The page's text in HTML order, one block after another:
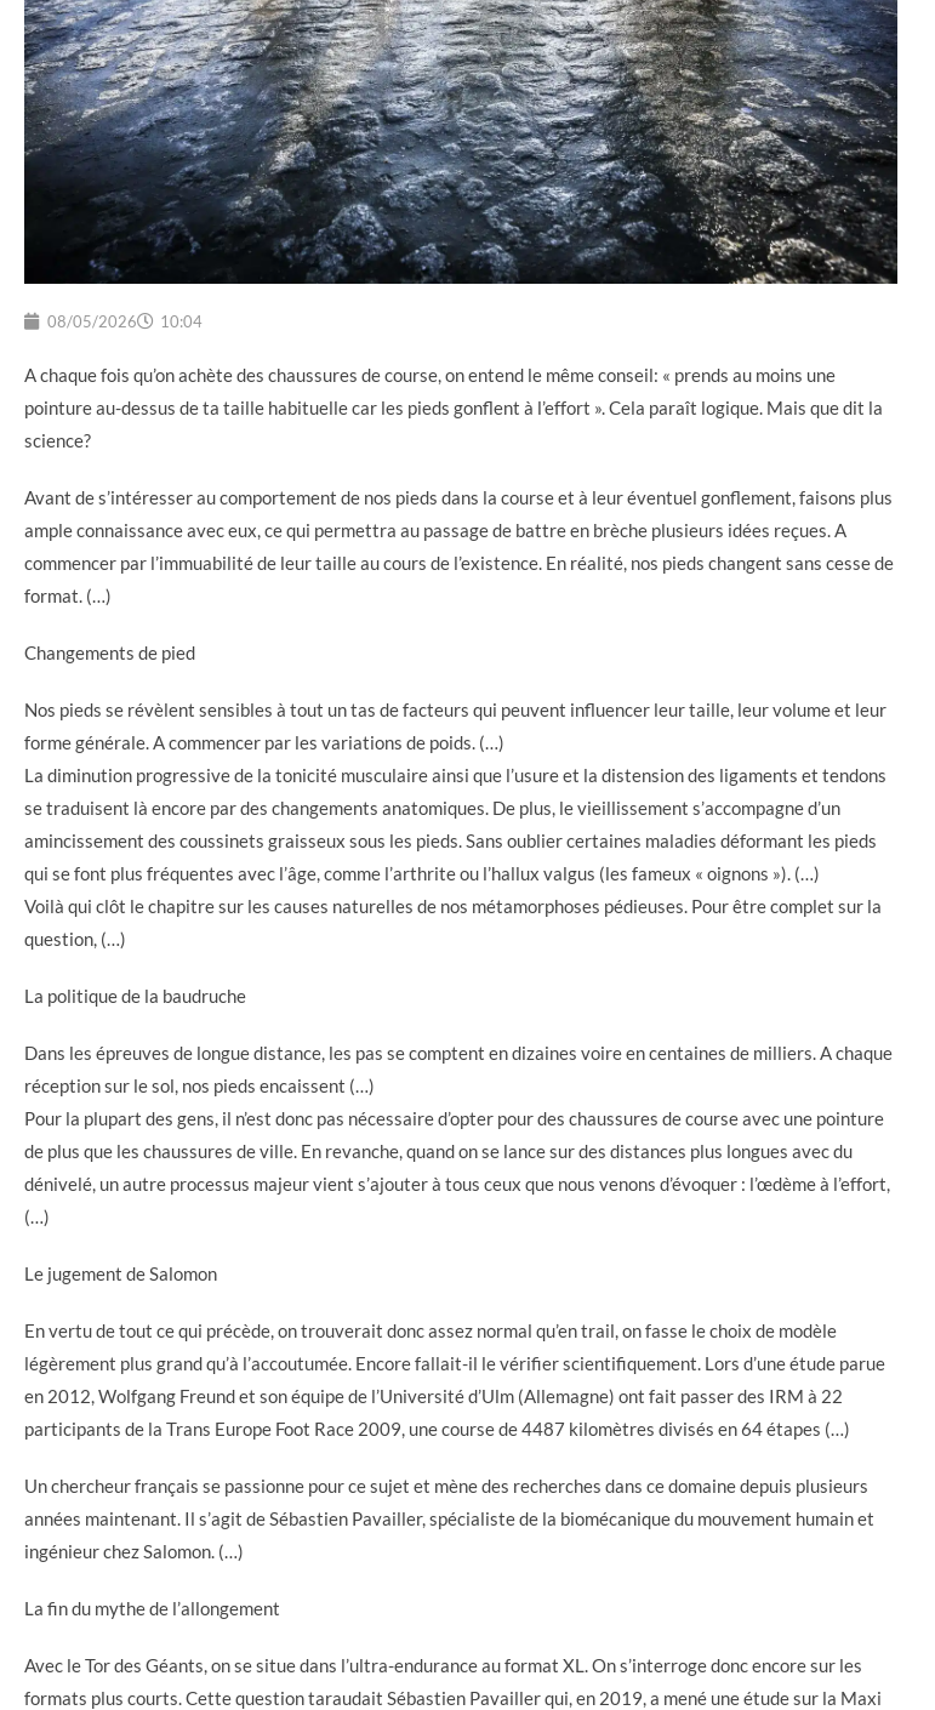
08/05/2026 10:04
A chaque fois qu’on achète des chaussures de course, on entend le même conseil: « prends au moins une
pointure au-dessus de ta taille habituelle car les pieds gonflent à l’effort ». Cela paraît logique. Mais que dit la
science?
Avant de s’intéresser au comportement de nos pieds dans la course et à leur éventuel gonflement, faisons plus
ample connaissance avec eux, ce qui permettra au passage de battre en brèche plusieurs idées reçues. A
commencer par l’immuabilité de leur taille au cours de l’existence. En réalité, nos pieds changent sans cesse de
format. (…)
Changements de pied
Nos pieds se révèlent sensibles à tout un tas de facteurs qui peuvent influencer leur taille, leur volume et leur
forme générale. A commencer par les variations de poids. (…)
La diminution progressive de la tonicité musculaire ainsi que l’usure et la distension des ligaments et tendons
se traduisent là encore par des changements anatomiques. De plus, le vieillissement s’accompagne d’un
amincissement des coussinets graisseux sous les pieds. Sans oublier certaines maladies déformant les pieds
qui se font plus fréquentes avec l’âge, comme l’arthrite ou l’hallux valgus (les fameux « oignons »). (…)
Voilà qui clôt le chapitre sur les causes naturelles de nos métamorphoses pédieuses. Pour être complet sur la
question, (…)
La politique de la baudruche
Dans les épreuves de longue distance, les pas se comptent en dizaines voire en centaines de milliers. A chaque
réception sur le sol, nos pieds encaissent (…)
Pour la plupart des gens, il n’est donc pas nécessaire d’opter pour des chaussures de course avec une pointure
de plus que les chaussures de ville. En revanche, quand on se lance sur des distances plus longues avec du
dénivelé, un autre processus majeur vient s’ajouter à tous ceux que nous venons d’évoquer : l’œdème à l’effort,
(…)
Le jugement de Salomon
En vertu de tout ce qui précède, on trouverait donc assez normal qu’en trail, on fasse le choix de modèle
légèrement plus grand qu’à l’accoutumée. Encore fallait-il le vérifier scientifiquement. Lors d’une étude parue
en 2012, Wolfgang Freund et son équipe de l’Université d’Ulm (Allemagne) ont fait passer des IRM à 22
participants de la Trans Europe Foot Race 2009, une course de 4487 kilomètres divisés en 64 étapes (…)
Un chercheur français se passionne pour ce sujet et mène des recherches dans ce domaine depuis plusieurs
années maintenant. Il s’agit de Sébastien Pavailler, spécialiste de la biomécanique du mouvement humain et
ingénieur chez Salomon. (…)
La fin du mythe de l’allongement
Avec le Tor des Géants, on se situe dans l’ultra-endurance au format XL. On s’interroge donc encore sur les
formats plus courts. Cette question taraudait Sébastien Pavailler qui, en 2019, a mené une étude sur la Maxi